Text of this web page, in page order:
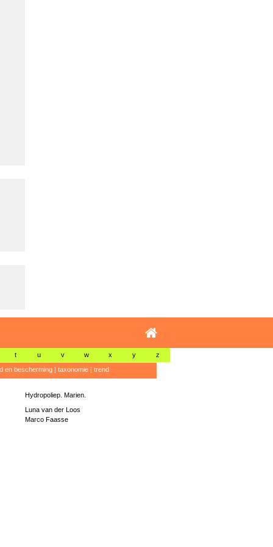
t u v w x y z
en bescherming| taxonomie| trend
Hydropoliep. Marien.
Luna van der Loos
Marco Faasse